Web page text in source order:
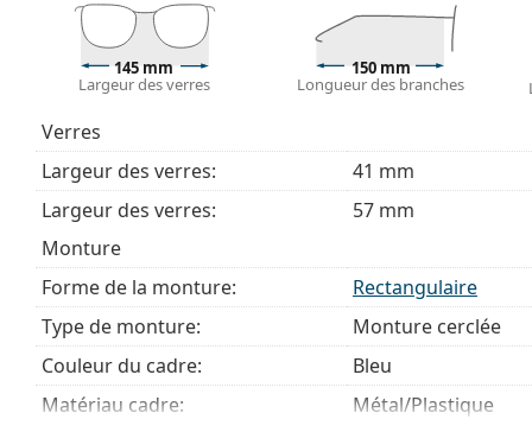
Nous livrons les lunettes dans leur étui d'origine.
Le chiffon fourni est idéal pour le nettoyage et
livrés avec un sac en tissu au lieu d'un chiffon.
pour
des lunettes
Ceci est un dispositif médical. Lisez le mode d'emploi
145 mm
Largeur des verres
150 mm
Longueur des branches
Verres
Largeur des verres:
41 mm
Largeur des verres:
57 mm
Monture
Forme de la monture:
Rectangulaire
Type de monture:
Monture cerclée
Couleur du cadre:
Bleu
Matériau cadre:
Métal/Plastique